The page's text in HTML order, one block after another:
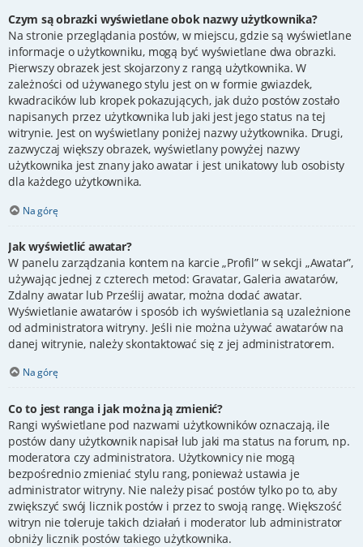
Czym są obrazki wyświetlane obok nazwy użytkownika?
Na stronie przeglądania postów, w miejscu, gdzie są wyświetlane
informacje o użytkowniku, mogą być wyświetlane dwa obrazki.
Pierwszy obrazek jest skojarzony z rangą użytkownika. W
zależności od używanego stylu jest on w formie gwiazdek,
kwadracików lub kropek pokazujących, jak dużo postów zostało
napisanych przez użytkownika lub jaki jest jego status na tej
witrynie. Jest on wyświetlany poniżej nazwy użytkownika. Drugi,
zazwyczaj większy obrazek, wyświetlany powyżej nazwy
użytkownika jest znany jako awatar i jest unikatowy lub osobisty
dla każdego użytkownika.
Na górę
Jak wyświetlić awatar?
W panelu zarządzania kontem na karcie „Profil” w sekcji „Awatar”,
używając jednej z czterech metod: Gravatar, Galeria awatarów,
Zdalny awatar lub Prześlij awatar, można dodać awatar.
Wyświetlanie awatarów i sposób ich wyświetlania są uzależnione
od administratora witryny. Jeśli nie można używać awatarów na
danej witrynie, należy skontaktować się z jej administratorem.
Na górę
Co to jest ranga i jak można ją zmienić?
Rangi wyświetlane pod nazwami użytkowników oznaczają, ile
postów dany użytkownik napisał lub jaki ma status na forum, np.
moderatora czy administratora. Użytkownicy nie mogą
bezpośrednio zmieniać stylu rang, ponieważ ustawia je
administrator witryny. Nie należy pisać postów tylko po to, aby
zwiększyć swój licznik postów i przez to swoją rangę. Większość
witryn nie toleruje takich działań i moderator lub administrator
obniży licznik postów takiego użytkownika.